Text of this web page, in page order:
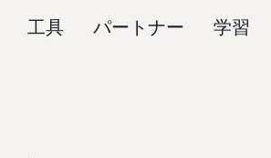
工具 パートナー 学習